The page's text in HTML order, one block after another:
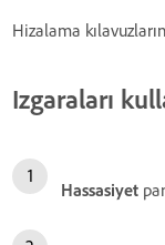
Hizalama
Izgaraları
Hassasiyet